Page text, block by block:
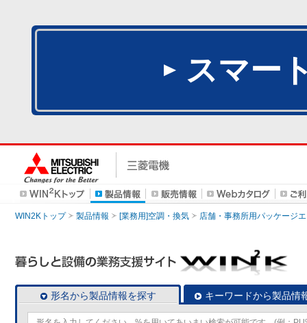
スマー
WIN2Kトップ 製品情報 [業務用]空調・換気 店舗・事務所用パッケージ
形名から製品情報を探す キーワードから製品情